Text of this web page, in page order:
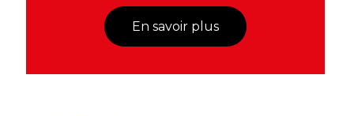
En savoir plus